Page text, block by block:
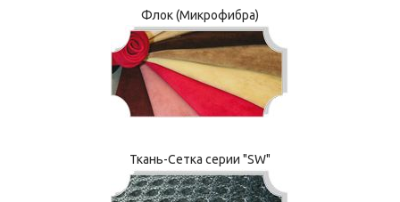
Флок (Микрофибра)
Ткань-Сетка серии "SW"